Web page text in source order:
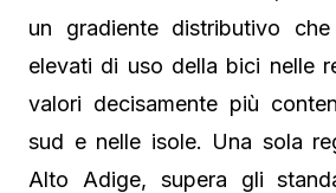
un gradiente distributivo
elevati di uso della bici nelle
valori decisamente più
sud e nelle isole. Una sola
Alto Adige, supera gli